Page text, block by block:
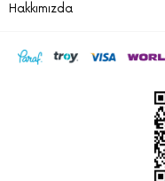
Hakkımızda